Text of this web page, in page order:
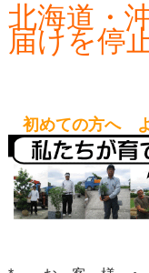
北海道・
届けを停
初めての方へ